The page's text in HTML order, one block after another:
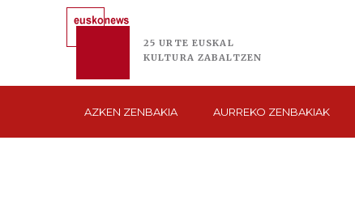
25 URTE EUSKAL
KULTURA ZABALTZEN
AZKEN ZENBAKIA AURREKO ZENBAKIAK